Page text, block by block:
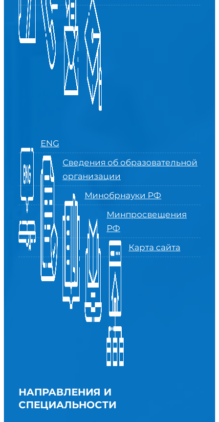
ENG
Сведения об образовательной
организации
Минобрнауки РФ
Минпросвещения
РФ
Карта сайта
НАПРАВЛЕНИЯ И
СПЕЦИАЛЬНОСТИ